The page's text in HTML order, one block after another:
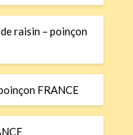
raisin – poinçon
FRANCE